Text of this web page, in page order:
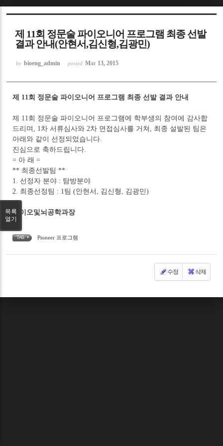
제 11회 정문술 파이오니어 프로그램 최종 선발
결과 안내(안현서,김신형,김광민)
by bioeng_admin posted May 13, 2015
제 11회 정문술 파이오니어 프로그램 최종 선발 결과 안내
제 11회 정문술 파이오니어 프로그램에 학부생의 참여에 감사합
드리며, 1차 서류심사와 2차 면접심사를 거쳐, 최종 설발된 팀은
아래와 같이 선정되었습니다.
진심으로 축하드립니다.
= 아 래 =
** 최종선발팀 **
1. 선정자 분야 : 탐방분야
2. 최종선정팀 : 1팀 (안현서, 김신형, 김광민)
바이오및뇌공학과장
TAG • Pioneer 프로그램
수정 삭제
목록
열기
Sketchbook5, 스케치북5
Sketchbook5, 스케치북5